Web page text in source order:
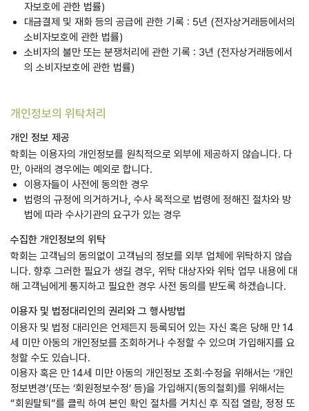
자보호에 관한 법률)
대금결제 및 재화 등의 공급에 관한 기록 : 5년 (전자상거래등에서의
소비자보호에 관한 법률)
소비자의 불만 또는 분쟁처리에 관한 기록 : 3년 (전자상거래등에서
의 소비자보호에 관한 법률)
개인정보의 위탁처리
개인 정보 제공
학회는 이용자의 개인정보를 원칙적으로 외부에 제공하지 않습니다. 다
만, 아래의 경우에는 예외로 합니다.
이용자들이 사전에 동의한 경우
법령의 규정에 의거하거나, 수사 목적으로 법령에 정해진 절차와 방
법에 따라 수사기관의 요구가 있는 경우
수집한 개인정보의 위탁
학회는 고객님의 동의없이 고객님의 정보를 외부 업체에 위탁하지 않습
니다. 향후 그러한 필요가 생길 경우, 위탁 대상자와 위탁 업무 내용에 대
해 고객님에게 통지하고 필요한 경우 사전 동의를 받도록 하겠습니다.
이용자 및 법정대리인의 권리와 그 행사방법
이용자 및 법정 대리인은 언제든지 등록되어 있는 자신 혹은 당해 만 14
세 미만 아동의 개인정보를 조회하거나 수정할 수 있으며 가입해지를 요
청할 수도 있습니다.
이용자 혹은 만 14세 미만 아동의 개인정보 조회·수정을 위해서는 ‘개인
정보변경’(또는 ‘회원정보수정’ 등)을 가입해지(동의철회)를 위해서는
“회원탈퇴”를 클릭 하여 본인 확인 절차를 거치신 후 직접 열람, 정정 또